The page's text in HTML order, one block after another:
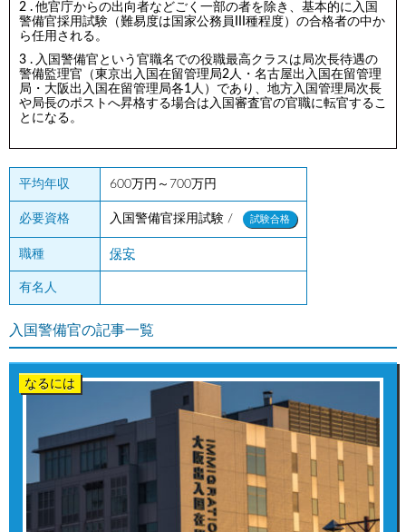
他官庁からの出向者などごく一部の者を除き、基本的に入国
警備官採用試験（難易度は国家公務員III種程度）の合格者の中か
ら任用される。
入国警備官という官職名での役職最高クラスは局次長待遇の
警備監理官（東京出入国在留管理局2人・名古屋出入国在留管理
局・大阪出入国在留管理局各1人）であり、地方入国管理局次長
や局長のポストへ昇格する場合は入国審査官の官職に転官するこ
とになる。
平均年収 600万円～700万円
必要資格 入国警備官採用試験 / 試験合格
職種 保安
有名人
入国警備官の記事一覧
なるには